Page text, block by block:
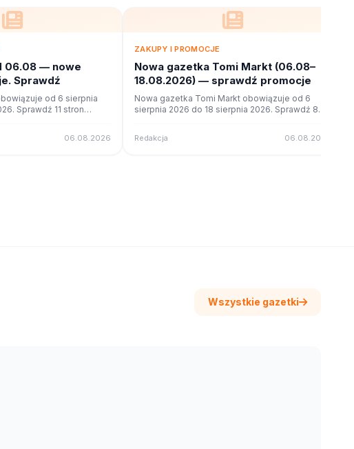
06.08 — nowe
Sprawdź
od 6 sierpnia
Sprawdź 11 stron
06.08.2026
ZAKUPY I PROMOCJE
Nowa gazetka Tomi Markt (06.08–
18.08.2026) — sprawdź promocje
Nowa gazetka Tomi Markt obowiązuje od 6
sierpnia 2026 do 18 sierpnia 2026. Sprawdź 8
Redakcja 06.08.2026
Wszystkie gazetki